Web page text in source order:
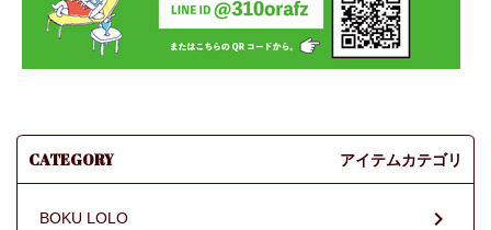
CATEGORY アイテムカテゴリ
BOKU LOLO